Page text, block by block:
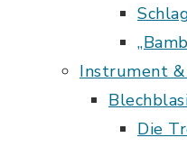
Instrument
Die